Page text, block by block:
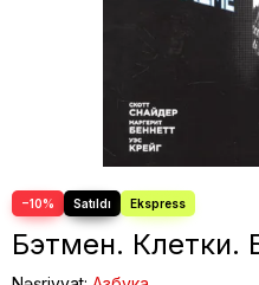
−10%
Бэтмен. Клетки.